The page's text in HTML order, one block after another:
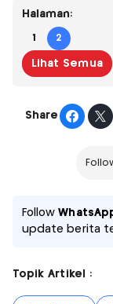
Halaman:
1 2
Lihat Semua
Share
Follow
update berita
Topik Artikel :